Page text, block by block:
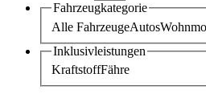
Fahrzeugkategorie
Alle FahrzeugeAutos
Inklusivleistungen
KraftstoffFähre